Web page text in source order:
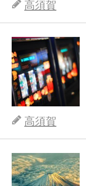
高須賀
高須賀